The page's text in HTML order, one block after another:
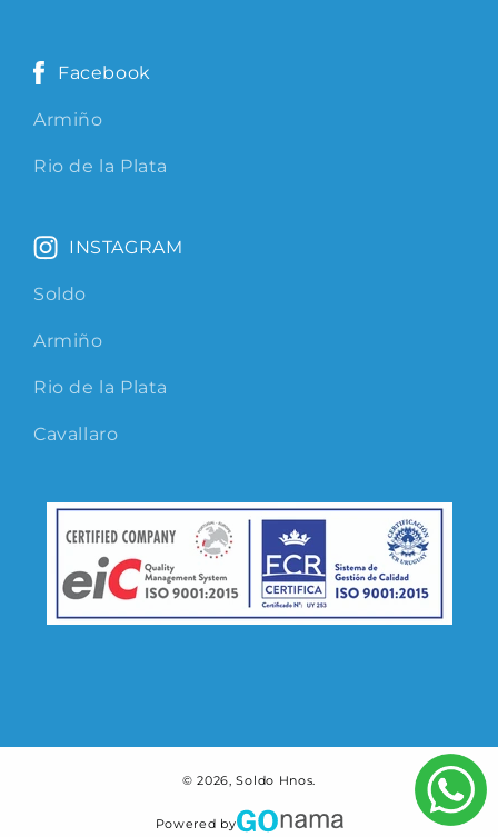
Facebook
Armiño
Rio de la Plata
INSTAGRAM
Soldo
Armiño
Rio de la Plata
Cavallaro
© 2026,Soldo Hnos.
Powered by